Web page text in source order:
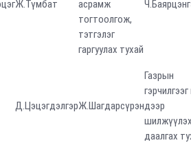
Ж.Түмбат
асрамж
тогтоолгож,
тэтгэлэг
гаргуулах тухай
Д.ЦэцэгдэлгэрЖ.Шагдарсүрэн
Газрын
дээр
даалгах